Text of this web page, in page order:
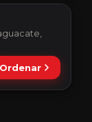
Ordenar